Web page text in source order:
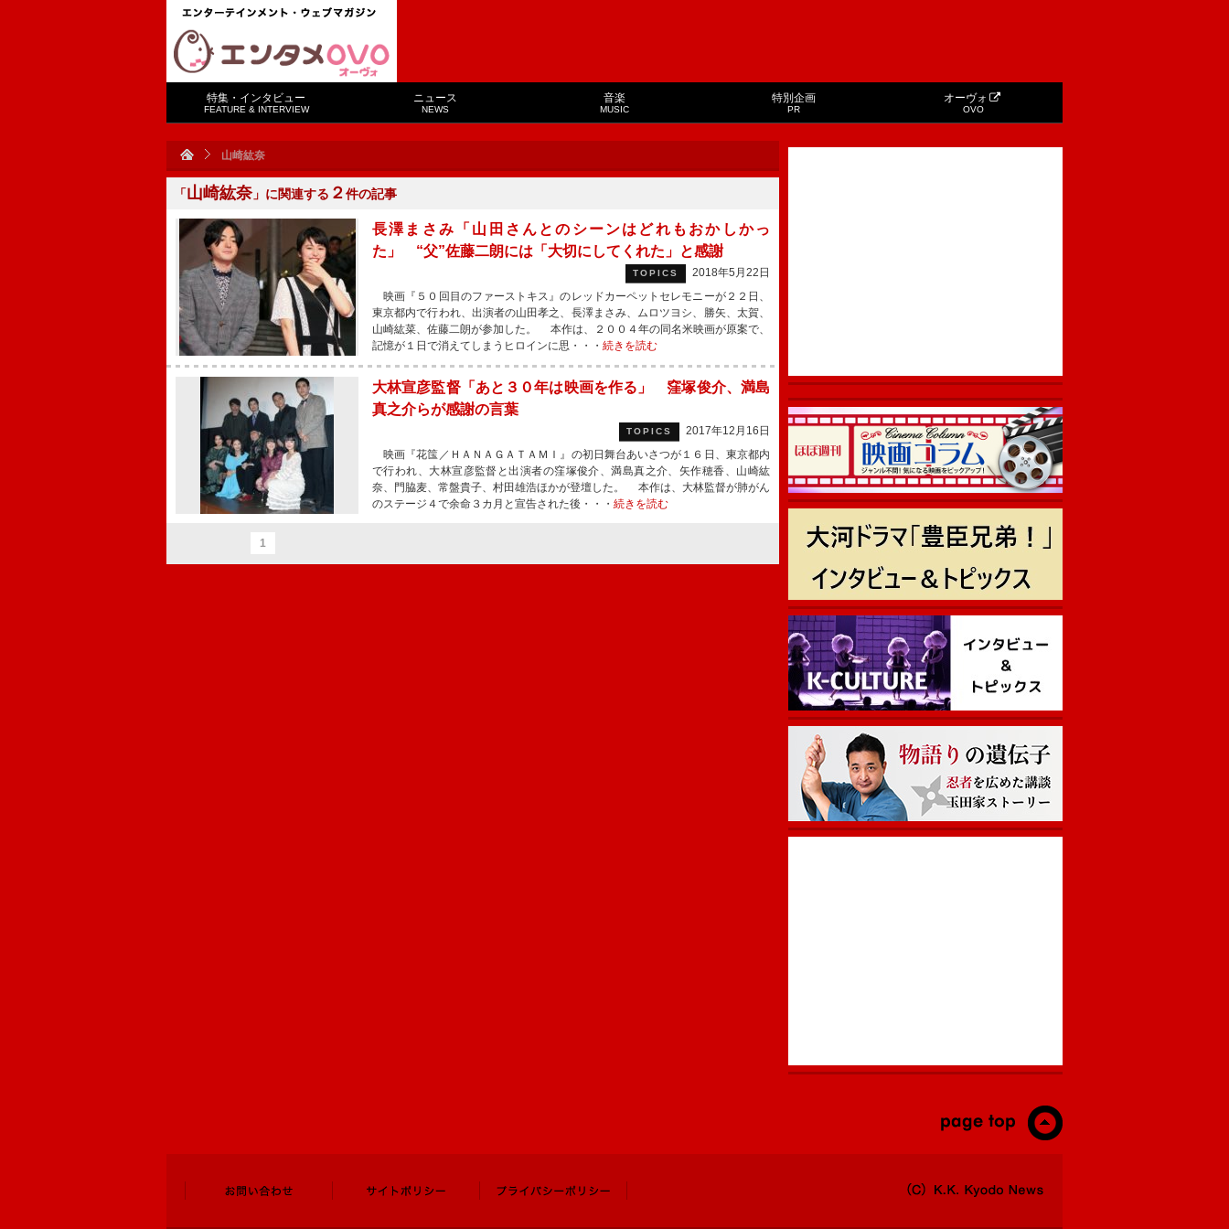
特集・インタビュー
FEATURE & INTERVIEW
ニュース
NEWS
音楽
MUSIC
特別企画
PR
オーヴォ
OVO
山崎紘奈
「山崎紘奈」に関連する ２件の記事
長澤まさみ「山田さんとのシーンはどれもおかしかっ
た」 “父”佐藤二朗には「大切にしてくれた」と感謝
TOPICS
2018年5月22日
映画『５０回目のファーストキス』のレッドカーペットセレモニーが２２日、
東京都内で行われ、出演者の山田孝之、長澤まさみ、ムロツヨシ、勝矢、太賀、
山崎紘菜、佐藤二朗が参加した。 本作は、２００４年の同名米映画が原案で、
記憶が１日で消えてしまうヒロインに思・・・ 続きを読む
大林宣彦監督「あと３０年は映画を作る」 窪塚俊介、満島
真之介らが感謝の言葉
TOPICS
2017年12月16日
映画『花筺／ＨＡＮＡＧＡＴＡＭＩ』の初日舞台あいさつが１６日、東京都内
で行われ、大林宣彦監督と出演者の窪塚俊介、満島真之介、矢作穂香、山崎紘
奈、門脇麦、常盤貴子、村田雄浩ほかが登壇した。 本作は、大林監督が肺がん
のステージ４で余命３カ月と宣告された後・・・ 続きを読む
1